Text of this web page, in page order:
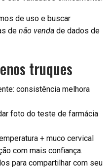
de uso e buscar
de não venda de dados de
truques
consistência melhora
foto do teste de farmácia
+ muco cervical
com mais confiança.
para compartilhar com seu